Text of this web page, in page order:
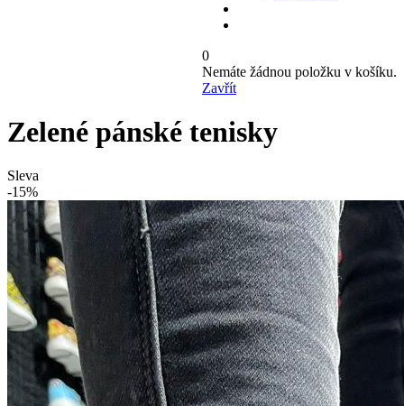
0
Nemáte žádnou položku v košíku.
Zavřít
Zelené pánské tenisky
Sleva
-15%